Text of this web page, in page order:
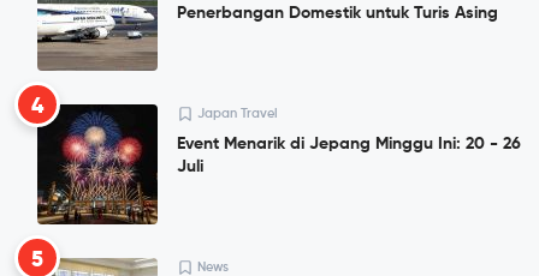
Penerbangan Domestik untuk Turis Asing
4 Japan Travel
Event Menarik di Jepang Minggu Ini: 20 - 26
Juli
5 News